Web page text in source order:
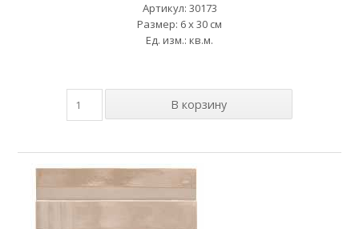
Артикул: 30173
Размер: 6 x 30 см
Ед. изм.: кв.м.